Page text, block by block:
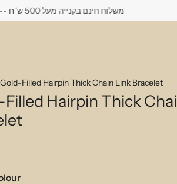
משלוח חינם בקנייה מעל 500 ש"ח -------- רק עד יום שישי הקרוב לפחות 10% הנחה על כל העגילים
Gold-Filled Hairpin Thick Chain Link Bracelet
Hairpin Thick